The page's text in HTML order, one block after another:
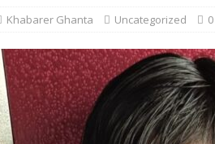
Khabarer Ghanta Uncategorized 0